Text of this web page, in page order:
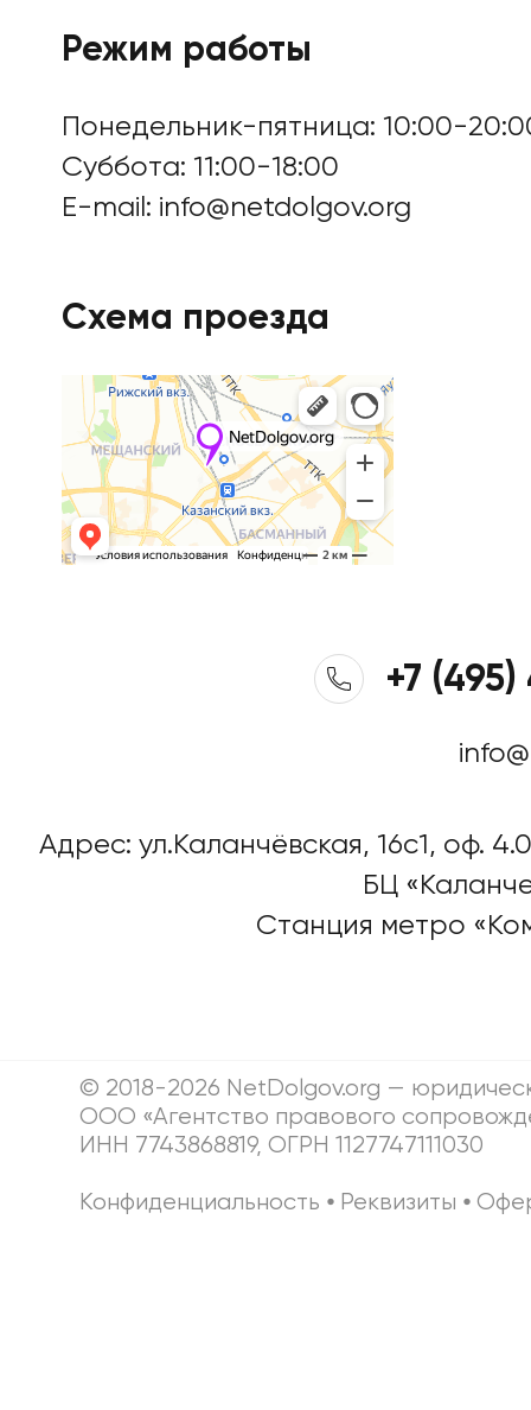
Режим работы
Понедельник-пятница: 10:00-
Суббота: 11:00-18:00
E-mail: info@netdolgov.org
Схема проезда
+7
Адрес: ул.Каланчёвская, 16c1, оф.
БЦ
Станция метро
© 2018-2026 NetDolgov.org —
ООО «Агентство правового
ИНН 7743868819, ОГРН 1127747111030
Конфиденциальность ⦁ Реквизиты ⦁
Цены
Контакты